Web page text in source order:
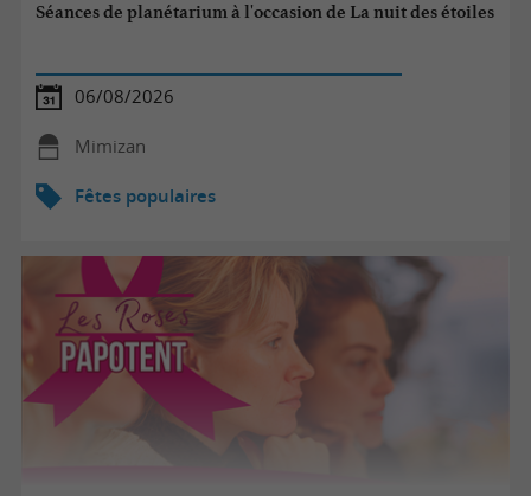
Séances de planétarium à l'occasion de La nuit des étoiles
06/08/2026
Mimizan
Fêtes populaires